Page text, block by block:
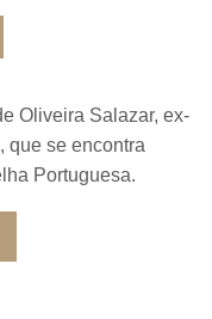
Oliveira Salazar, ex-
que se encontra
Portuguesa.